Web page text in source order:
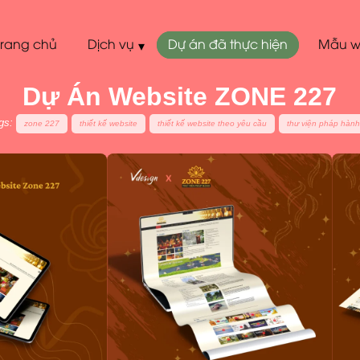
chủ Dịch vụ ▾ Dự án đã thực hiện Mẫu
Dự Án Website ZONE 227
zone 227 thiết kế website thiết kế website theo yêu cầu thư viện pháp hành